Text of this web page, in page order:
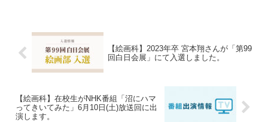
【絵画科】2023年卒 宮本翔さんが「第99
回白日会展」にて入選しました。
【絵画科】在校生がNHK番組「沼にハマ
ってきいてみた」6月10日(土)放送回に出
演します。